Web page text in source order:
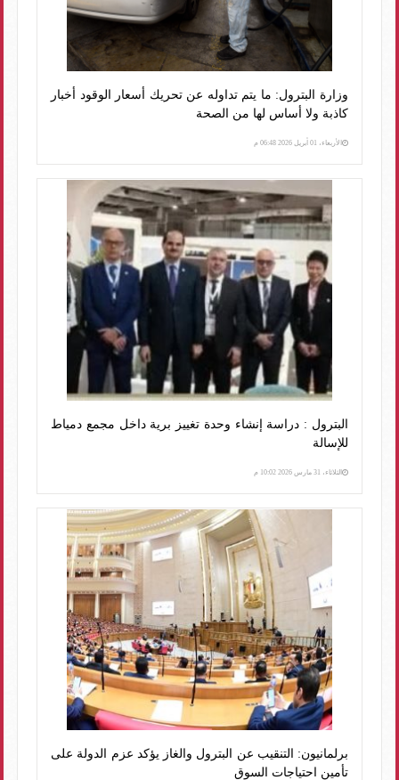
وزارة البترول: ما يتم تداوله عن تحريك أسعار الوقود أخبار
كاذبة ولا أساس لها من الصحة
الأربعاء، 01 أبريل 2026 06:48 م
البترول : دراسة إنشاء وحدة تغييز برية داخل مجمع دمياط
للإسالة
الثلاثاء، 31 مارس 2026 10:02 م
برلمانيون: التنقيب عن البترول والغاز يؤكد عزم الدولة على
تأمين احتياجات السوق